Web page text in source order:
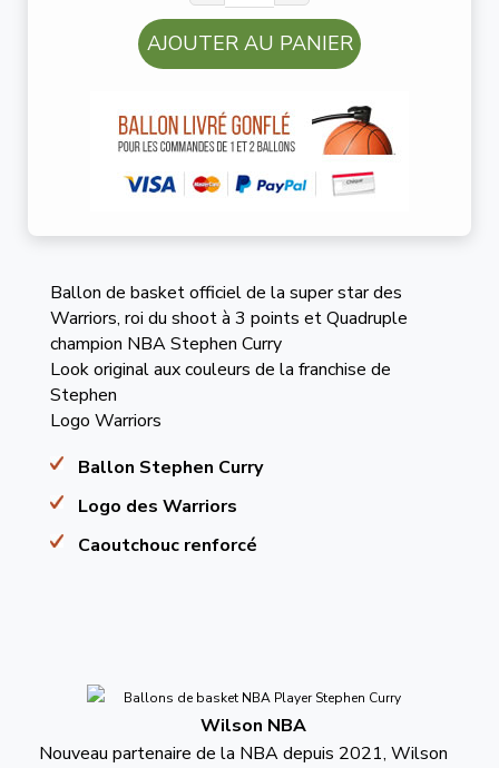
AJOUTER AU PANIER
Ballon de basket officiel de la super star des
Warriors, roi du shoot à 3 points et Quadruple
champion NBA Stephen Curry
Look original aux couleurs de la franchise de
Stephen
Logo Warriors
Ballon Stephen Curry
Logo des Warriors
Caoutchouc renforcé
Wilson NBA
Nouveau partenaire de la NBA depuis 2021, Wilson